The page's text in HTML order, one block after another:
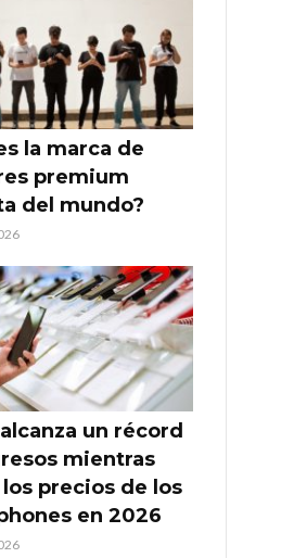
la marca de
premium
del mundo?
un récord
mientras
precios de los
en 2026